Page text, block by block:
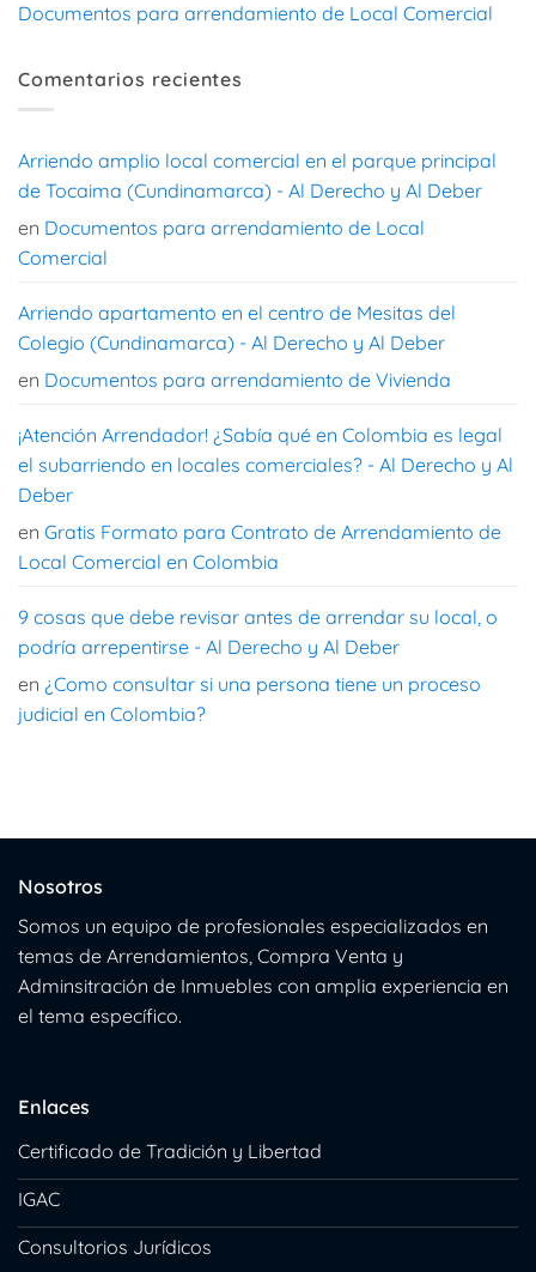
Documentos para arrendamiento de Local Comercial
Comentarios recientes
Arriendo amplio local comercial en el parque principal
de Tocaima (Cundinamarca) - Al Derecho y Al Deber
en Documentos para arrendamiento de Local
Comercial
Arriendo apartamento en el centro de Mesitas del
Colegio (Cundinamarca) - Al Derecho y Al Deber
en Documentos para arrendamiento de Vivienda
¡Atención Arrendador! ¿Sabía qué en Colombia es legal
el subarriendo en locales comerciales? - Al Derecho y Al
Deber
en Gratis Formato para Contrato de Arrendamiento de
Local Comercial en Colombia
9 cosas que debe revisar antes de arrendar su local, o
podría arrepentirse - Al Derecho y Al Deber
en ¿Como consultar si una persona tiene un proceso
judicial en Colombia?
Nosotros
Somos un equipo de profesionales especializados en
temas de Arrendamientos, Compra Venta y
Adminsitración de Inmuebles con amplia experiencia en
el tema específico.
Enlaces
Certificado de Tradición y Libertad
IGAC
Consultorios Jurídicos